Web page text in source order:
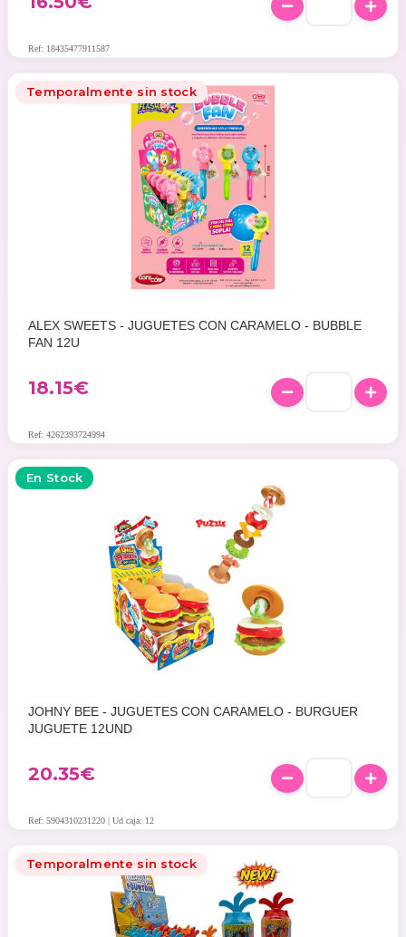
Ref: 18435477911587
Temporalmente sin stock
ALEX SWEETS - JUGUETES CON CARAMELO - BUBBLE
FAN 12U
18.15€
Ref: 4262393724994
En Stock
JOHNY BEE - JUGUETES CON CARAMELO - BURGUER
JUGUETE 12UND
20.35€
Ref: 5904310231220 | Ud caja: 12
Temporalmente sin stock